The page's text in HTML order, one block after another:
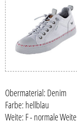
Obermaterial: Denim
Farbe: hellblau
Weite: F - normale Weite